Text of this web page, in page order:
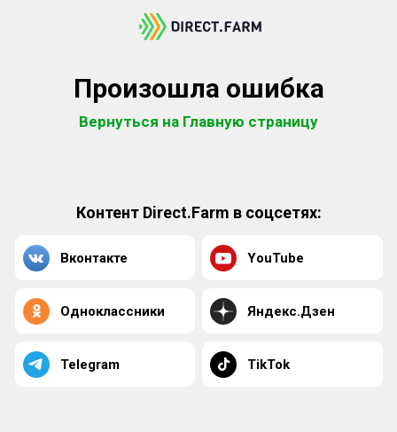
Произошла ошибка
Вернуться на Главную страницу
Контент Direct.Farm в соцсетях:
Вконтакте YouTube
Одноклассники Яндекс.Дзен
Telegram TikTok